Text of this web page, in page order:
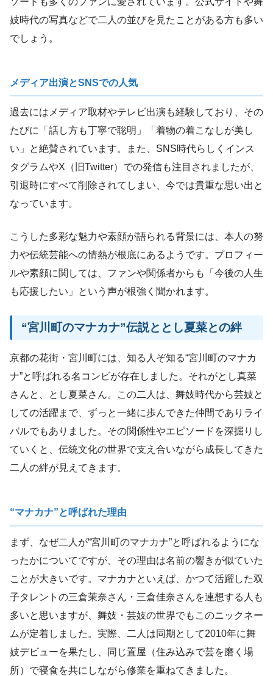
妓時代の写真などで二人の並びを見たことがある方も多い
でしょう。
メディア出演とSNSでの人気
過去にはメディア取材やテレビ出演も経験しており、その
たびに「話し方も丁寧で聡明」「着物の着こなしが美し
い」と絶賛されています。また、SNS時代らしくインス
タグラムやX（旧Twitter）での発信も注目されましたが、
引退時にすべて削除されてしまい、今では貴重な思い出と
なっています。
こうした多彩な魅力や素顔が語られる背景には、本人の努
力や伝統芸能への情熱が根底にあるようです。プロフィー
ルや素顔に関しては、ファンや関係者からも「今後の人生
も応援したい」という声が根強く聞かれます。
“宮川町のマナカナ”伝説ととし夏菜との絆
京都の花街・宮川町には、知る人ぞ知る“宮川町のマナカ
ナ”と呼ばれる名コンビが存在しました。それがとし真菜
さんと、とし夏菜さん。この二人は、舞妓時代から芸妓と
しての活躍まで、ずっと一緒に歩んできた仲間でありライ
バルでもありました。その関係性やエピソードを深掘りし
ていくと、伝統文化の世界で支え合いながら成長してきた
二人の絆が見えてきます。
“マナカナ”と呼ばれた理由
まず、なぜ二人が“宮川町のマナカナ”と呼ばれるようにな
ったかについてですが、その理由は名前の響きが似ていた
ことが大きいです。マナカナといえば、かつて活躍した双
子タレントの三倉茉奈さん・三倉佳奈さんを連想する人も
多いと思いますが、舞妓・芸妓の世界でもこのニックネー
ムが定着しました。実際、二人は同期として2010年に舞
妓デビューを果たし、同じ置屋（住み込みで芸を磨く場
所）で寝食を共にしながら修業を重ねてきました。